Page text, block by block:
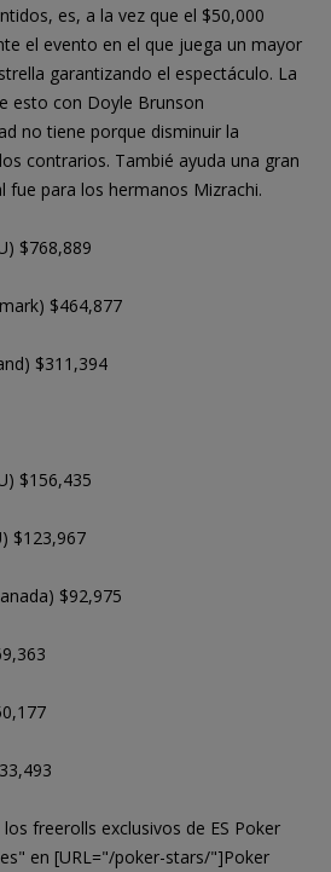
es, a la vez que el $50,000
el evento en el que juega un mayor
garantizando el espectáculo. La
esto con Doyle Brunson
no tiene porque disminuir la
contrarios. Tambié ayuda una gran
fue para los hermanos Mizrachi.
$768,889
$464,877
$311,394
$156,435
$123,967
$92,975
freerolls exclusivos de ES Poker
en [URL="/poker-stars/"]Poker